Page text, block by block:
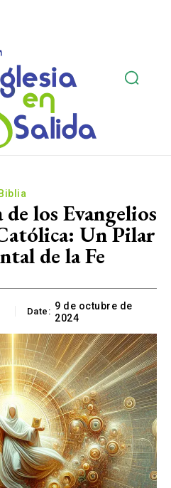
Biblia
los Evangelios
Un Pilar
de la Fe
Date: 9 de octubre de
2024